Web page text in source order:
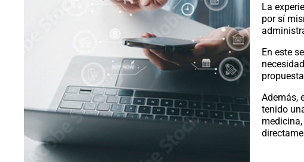
La
por sí
En este
Además,
tenido